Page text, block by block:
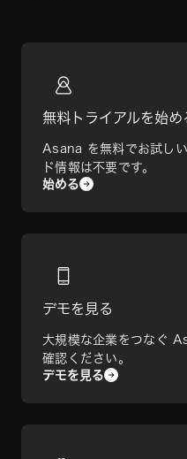
無料トライアルを始め
Asana を無料でお試し
ド情報は不要です。
始める
デモを見る
大規模な企業をつなぐ
確認ください。
デモを見る